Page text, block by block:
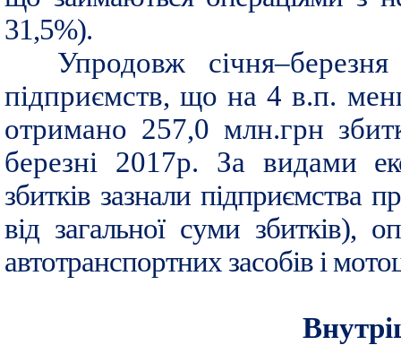
31,5%).
Упродовж
підприємств, що на 4 в.п.
отримано 257,0 млн.грн
березні 2017р. За видами
збитків зазнали підприємства
від загальної суми збитків),
автотранспортних засобів і